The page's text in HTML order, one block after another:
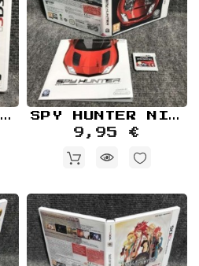
CHIBI ROBO ZIP LASH NUEVO PRECINTADO NINTENDO 3DS SPY HUNTER NINTENDO 3DS
9,95 €